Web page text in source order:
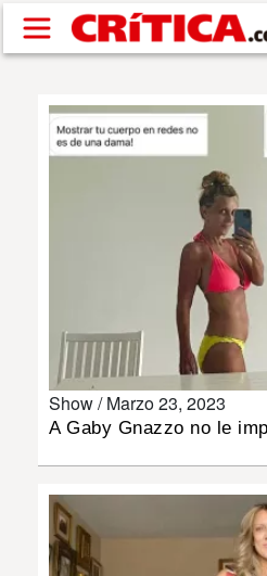
Pasar al contenido principal
SUCESOS
SHOW
DEPORTES
MUNDO
INSÓLITAS
Show /Marzo 23, 2023
A Gaby Gnazzo no le